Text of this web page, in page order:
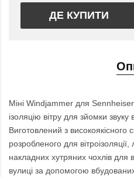
ДЕ КУПИТИ
Міні Windjammer для
ізоляцію вітру для зйомки звуку
Виготовлений з високоякісного
розробленого для
накладних хутряних чохлів для
вулиці за допомогою